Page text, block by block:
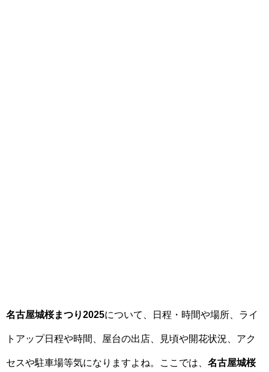
名古屋城桜まつり2025について、日程・時間や場所、ライ
トアップ日程や時間、屋台の出店、見頃や開花状況、アク
セスや駐車場等気になりますよね。ここでは、 名古屋城桜